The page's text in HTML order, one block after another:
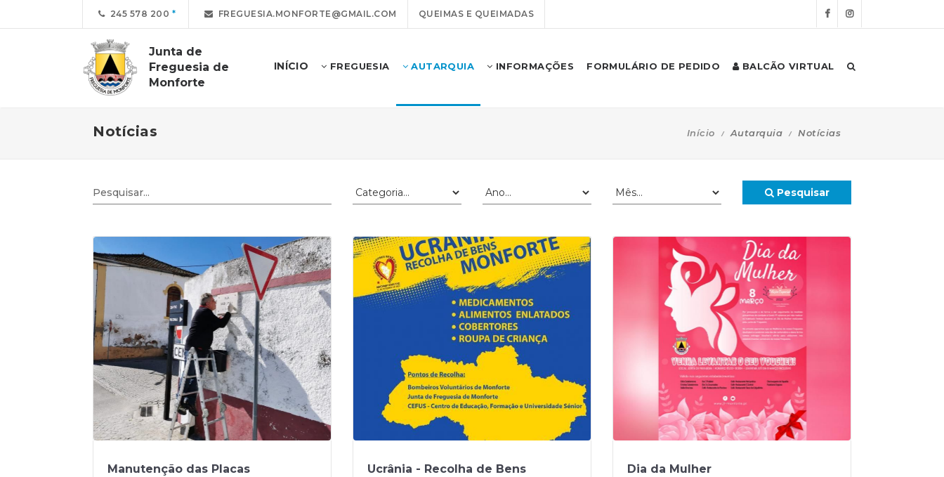
245 578 200 FREGUESIA.MONFORTE@GMAIL.COM QUEIMAS E QUEIMADAS
Junta de
Freguesia de
Monforte
INÍCIO FREGUESIA AUTARQUIA INFORMAÇÕES FORMULÁRIO DE PEDIDO BALCÃO VIRTUAL
Notícias Início Autarquia Notícias
Pesquisar
Manutenção das Placas
Ucrânia - Recolha de Bens Dia da Mulher